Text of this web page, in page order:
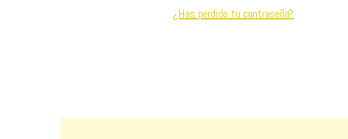
¿Has perdido tu contraseña?